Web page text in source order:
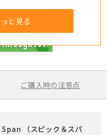
と見る
ご購入時の注意点
（スピック＆スパ